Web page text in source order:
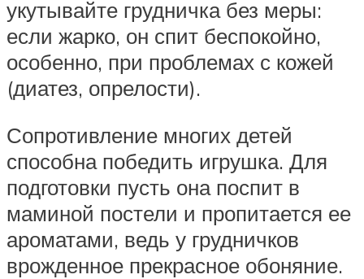
укутывайте грудничка без меры:
если жарко, он спит беспокойно,
особенно, при проблемах с кожей
(диатез, опрелости).
Сопротивление многих детей
способна победить игрушка. Для
подготовки пусть она поспит в
маминой постели и пропитается ее
ароматами, ведь у грудничков
врожденное прекрасное обоняние.